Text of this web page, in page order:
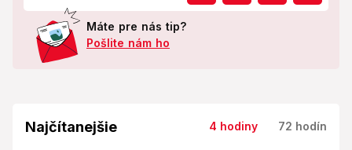
Máte pre nás tip?
Pošlite nám ho
Najčítanejšie 4 hodiny 72 hodín